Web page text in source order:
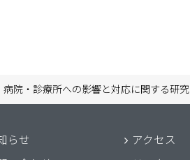
院・診療所への影響と対応に関する研究
らせ
アクセス